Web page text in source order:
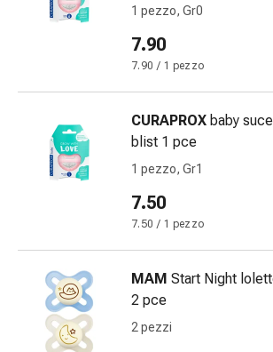
Disturbi
nervo
cardiaco
Disturbi
della
memoria
concentrazione
da
fieno
Antiallergico
1 pezzo, Gr0
7.90
7.90 / 1 pezzo
CURAPROX baby
blist 1 pce
1 pezzo, Gr1
7.50
7.50 / 1 pezzo
MAM Start Night
2 pce
2 pezzi